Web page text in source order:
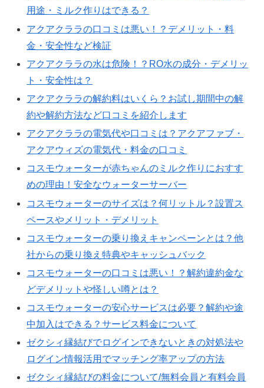
用途・ミルク作りはできる？
アクアクララの口コミは悪い！？デメリット・料
金・安全性など検証
アクアクララの水は危険！？RO水の成分・デメリッ
ト・安全性は？
アクアクララの解約料はいくら？お試し期間中の解
約や解約方法など口コミを紹介します
アクアクララの電気代や口コミは？アクアファブ・
アクアウィズの電気代・料金の口コミ
コスモウォーターが赤ちゃんのミルク作りにおすす
めの理由！安全なウォーターサーバー
コスモウォーターのサイズは？何リットル？設置ス
ペースやメリット・デメリット
コスモウォーターの乗り換えキャンペーンとは？他
社からの乗り換え特典やキャッシュバック
コスモウォーターの口コミは悪い！？解約違約金な
どデメリットや怪しい噂とは？
コスモウォーターの安心サービスは必要？解約や途
中加入はできる？サービス料金について
ゼクシィ縁結びでログインできないときの対処法や
ログイン情報活用でマッチング率アップの方法
ゼクシィ縁結びの料金について/無料会員と有料会員